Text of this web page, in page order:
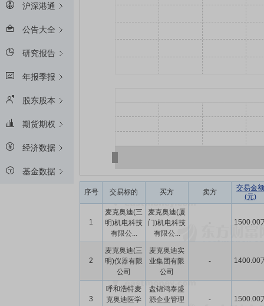
沪深港通
公告大全
研究报告
年报季报
股东股本
期货期权
经济数据
基金数据
序号 交易标的 买方 卖方
交易金额
(元)
1
麦克奥迪(三
明)机电科技
有限公...
麦克奥迪(厦
门)机电科技
有限公...
- 1500.00
2
麦克奥迪(三
明)仪器有限
公司
麦克奥迪实
业集团有限
公司
- 1400.00
3
呼和浩特麦
克奥迪医学
盘锦鸿泰盛
源企业管理
- 1500.00